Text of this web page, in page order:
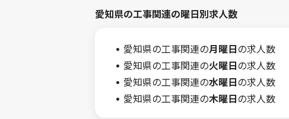
愛知県の工事関連の曜日別求人数
愛知県の工事関連の月曜日の求人数
愛知県の工事関連の火曜日の求人数
愛知県の工事関連の水曜日の求人数
愛知県の工事関連の木曜日の求人数